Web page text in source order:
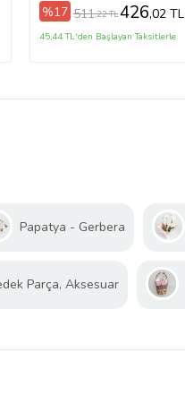
%17 511,22 TL426,02 TL
45,44 TL'den Başlayan Taksitlerle
Papatya - Gerbera
Parça, Aksesuar